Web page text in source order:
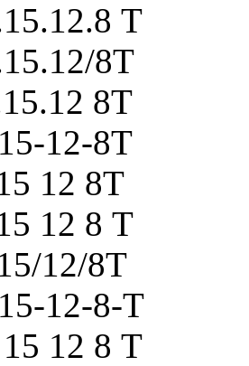
Т
8Т
8Т
12-8Т
12 8Т
12 8 Т
12/8Т
12-8-Т
12 8 Т